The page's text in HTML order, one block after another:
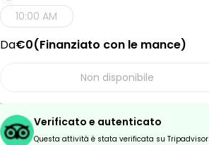
10:00 AM
Da€0 Finanziato con le mance
Non disponibile
Verificato e autenticato
Questa attività è stata verificata su Tripadvisor